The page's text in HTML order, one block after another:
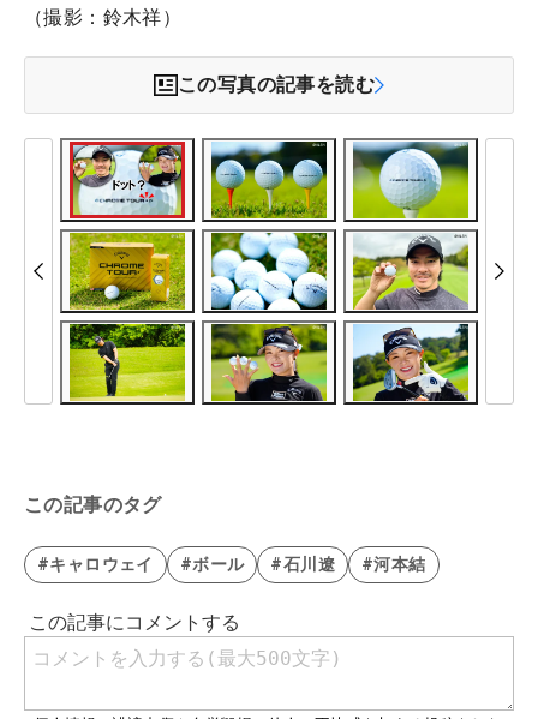
（撮影：鈴木祥）
この写真の記事を読む
この記事のタグ
#キャロウェイ #ボール #石川遼 #河本結